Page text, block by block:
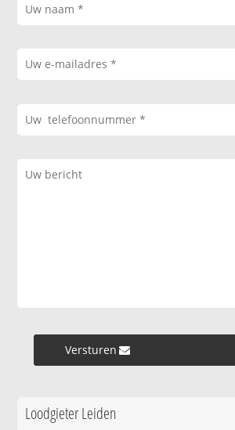
Versturen »
Loodgieter Leiden